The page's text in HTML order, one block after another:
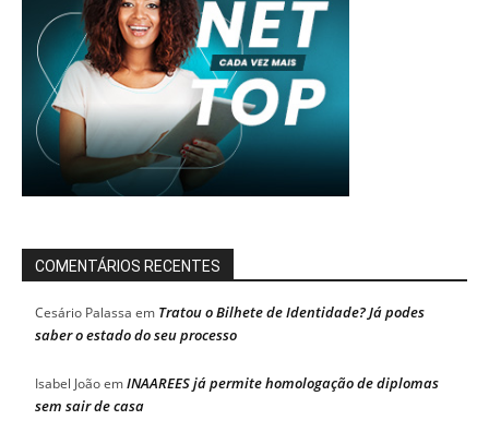
COMENTÁRIOS RECENTES
Cesário Palassa em Tratou o Bilhete de Identidade? Já podes
saber o estado do seu processo
Isabel JoãoemINAAREES já permite homologação de diplomas
sem sair de casa